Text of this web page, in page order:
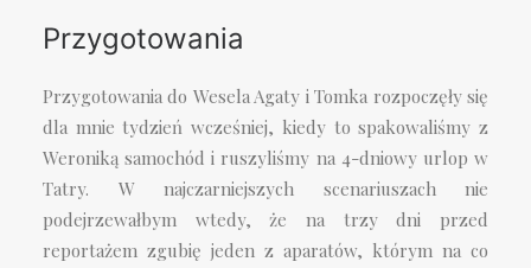
Przygotowania
Przygotowania do Wesela Agaty i Tomka rozpoczęły się
dla mnie tydzień wcześniej, kiedy to spakowaliśmy z
Weroniką samochód i ruszyliśmy na 4-dniowy urlop w
Tatry. W najczarniejszych scenariuszach nie
podejrzewałbym wtedy, że na trzy dni przed
reportażem zgubię jeden z aparatów, którym na co